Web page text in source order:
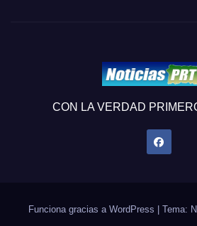
CON LA VERDAD
Funciona gracias a WordPress Tema: